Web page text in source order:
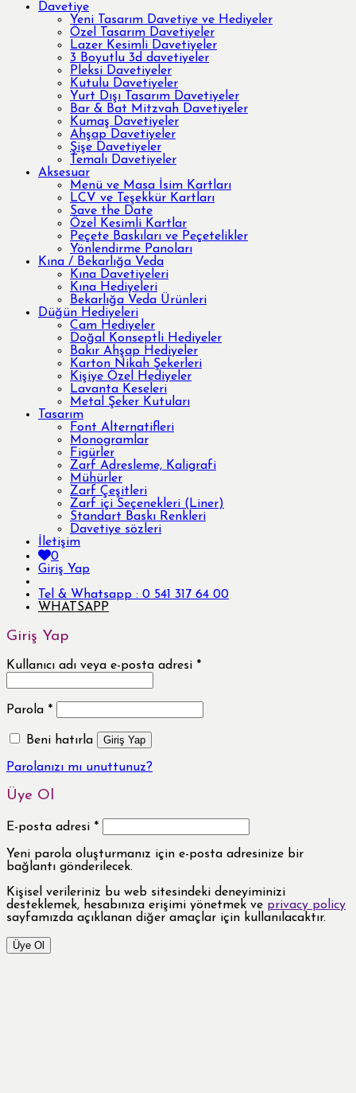
Davetiye
Yeni Tasarım Davetiye ve Hediyeler
Özel Tasarım Davetiyeler
Lazer Kesimli Davetiyeler
3 Boyutlu 3d davetiyeler
Pleksi Davetiyeler
Kutulu Davetiyeler
Yurt Dışı Tasarım Davetiyeler
Bar & Bat Mitzvah Davetiyeler
Kumaş Davetiyeler
Ahşap Davetiyeler
Şişe Davetiyeler
Temalı Davetiyeler
Aksesuar
Menü ve Masa İsim Kartları
LCV ve Teşekkür Kartları
Save the Date
Özel Kesimli Kartlar
Peçete Baskıları ve Peçetelikler
Yönlendirme Panoları
Kına / Bekarlığa Veda
Kına Davetiyeleri
Kına Hediyeleri
Bekarlığa Veda Ürünleri
Düğün Hediyeleri
Cam Hediyeler
Doğal Konseptli Hediyeler
Bakır Ahşap Hediyeler
Karton Nikah Şekerleri
Kişiye Özel Hediyeler
Lavanta Keseleri
Metal Şeker Kutuları
Tasarım
Font Alternatifleri
Monogramlar
Figürler
Zarf Adresleme, Kaligrafi
Mühürler
Zarf Çeşitleri
Zarf içi Seçenekleri (Liner)
Standart Baskı Renkleri
Davetiye sözleri
İletişim
0
Giriş Yap
Tel & Whatsapp : 0 541 317 64 00
WHATSAPP
Giriş Yap
Kullanıcı adı veya e-posta adresi *
Parola *
Beni hatırla Giriş Yap
Parolanızı mı unuttunuz?
Üye Ol
E-posta adresi *
Yeni parola oluşturmanız için e-posta adresinize bir
bağlantı gönderilecek.
Kişisel verileriniz bu web sitesindeki deneyiminizi
desteklemek, hesabınıza erişimi yönetmek ve privacy policy
sayfamızda açıklanan diğer amaçlar için kullanılacaktır.
Üye Ol